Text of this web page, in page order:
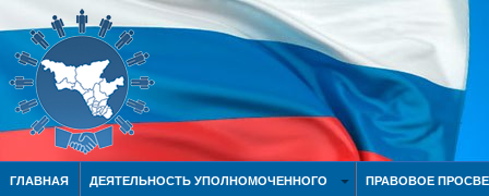
ГЛАВНАЯ ДЕЯТЕЛЬНОСТЬ УПОЛНОМОЧЕННОГО ПРАВОВОЕ